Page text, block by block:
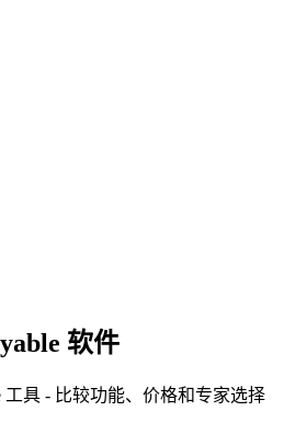
软件
工具 - 比较功能、价格和专家选择